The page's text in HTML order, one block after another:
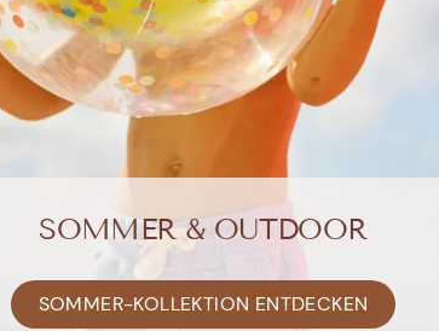
SOMMER & OUTDOOR
SOMMER-KOLLEKTION ENTDECKEN